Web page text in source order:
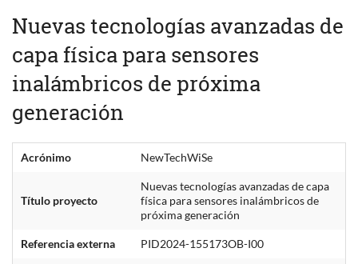
Nuevas tecnologías avanzadas de
capa física para sensores
inalámbricos de próxima
generación
Acrónimo NewTechWiSe
Título proyecto
Nuevas tecnologías avanzadas de capa
física para sensores inalámbricos de
próxima generación
Referencia externa PID2024-155173OB-I00